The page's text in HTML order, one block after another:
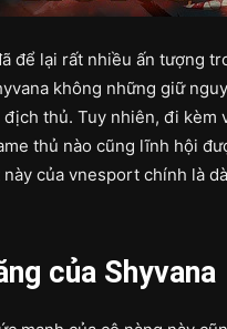
để lại rất nhiều ấn tượng
không những giữ
thủ. Tuy nhiên, đi kèm
thủ nào cũng lĩnh hội
của vnesport chính là
của Shyvana